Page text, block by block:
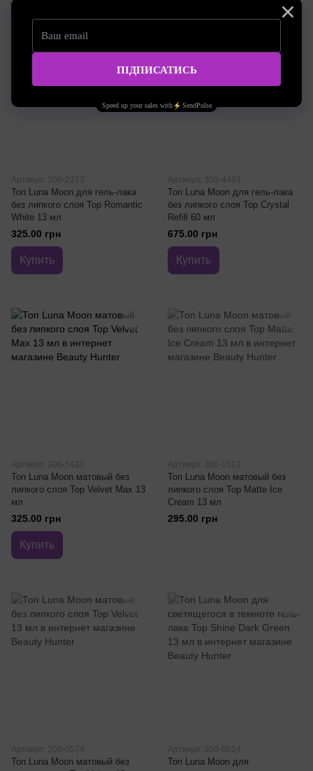
Артикул: 300-2273
Топ Luna Moon для гель-лака
без липкого слоя Top Romantic
White 13 мл
325.00 грн
Купить
Артикул: 300-4493
Топ Luna Moon для гель-лака
без липкого слоя Top Crystal
Refill 60 мл
675.00 грн
Купить
Артикул: 300-5430
Топ Luna Moon матовый без
липкого слоя Top Velvet Max 13
мл
325.00 грн
Купить
Артикул: 300-1513
Топ Luna Moon матовый без
липкого слоя Top Matte Ice
Cream 13 мл
295.00 грн
Артикул: 300-0574
Топ Luna Moon матовый без
Артикул: 300-0624
Топ Luna Moon для